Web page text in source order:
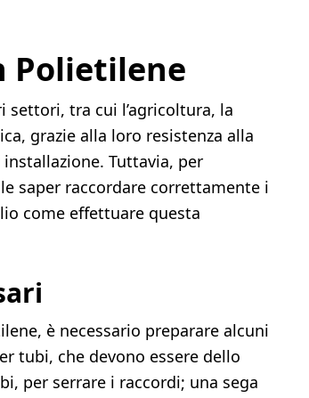
Polietilene
tra cui l’agricoltura, la
grazie alla loro resistenza alla
Tuttavia, per
saper raccordare correttamente i
come effettuare questa
è necessario preparare alcuni
tubi, che devono essere dello
per serrare i raccordi; una sega